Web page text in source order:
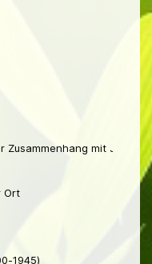
Zusammenhang mit Japan
Ort
1945)